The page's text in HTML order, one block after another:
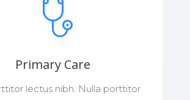
Primary Care
lectus nibh. Nulla porttitor